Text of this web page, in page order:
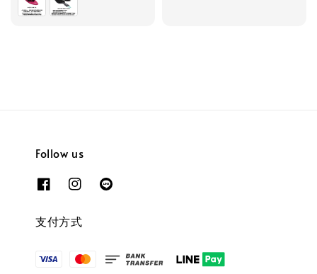
Follow us
支付方式